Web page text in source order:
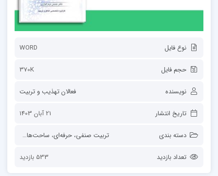
نوع فایل WORD
حجم فایل 370K
نویسنده فعالان تهذیب و تربیت
تاریخ انتشار 21 آبان 1403
دسته بندی تربیت صنفی، حرفه‌ای، ساحت‌های تربیت
تعداد بازدید 533 بازدید